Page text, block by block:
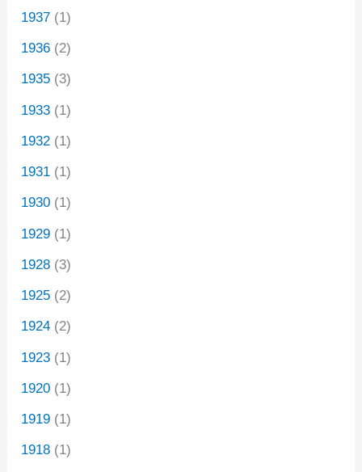
1937 (1)
1936 (2)
1935 (3)
1933 (1)
1932 (1)
1931 (1)
1930 (1)
1929 (1)
1928 (3)
1925 (2)
1924 (2)
1923 (1)
1920 (1)
1919 (1)
1918 (1)